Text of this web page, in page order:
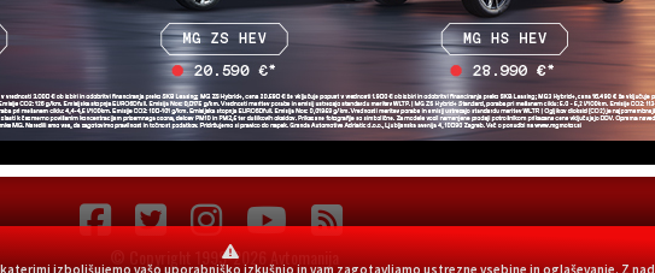
izboljšujemo vašo uporabniško izkušnjo in vam zagotavljamo ustrezne vsebine in oglaševanje. Z
© Copyright 1999-2026 Avtomanija